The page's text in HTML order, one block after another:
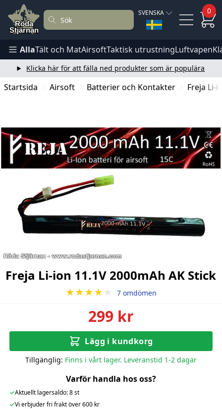
SVENSKA 0
AllaTält och MatAirsoftTaktisk utrustningLuftvapen
Klicka här för att fälla ned produkter som är populära
Startsida Airsoft Batterier och Kontakter Freja Li-
Freja Li-ion 11.1V 2000mAh AK Stick
★★★★ ★ 7 omdömen
299 kr
Lägg i kundkorg
Tillgänglig: Finns i vårt lager. Leveranstid 1-2 dagar
Varför handla hos oss?
✓Aktuellt lagersaldo: 8 st
✓Vi erbjuder fri frakt över 600 kr